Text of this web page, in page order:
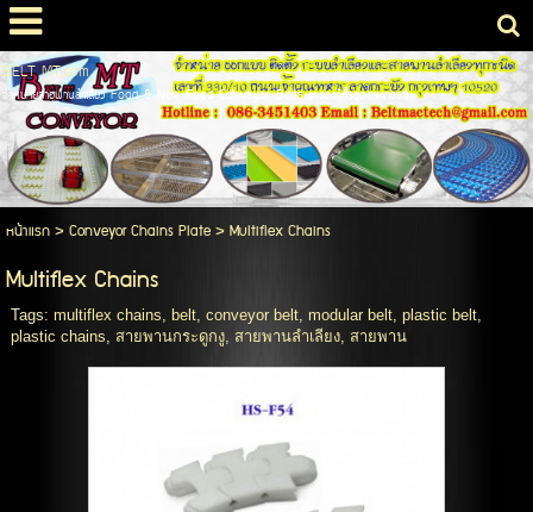
BELT MT.com
จำหน่ายสายพานลำเลียง Food & Non Food Conveyor Belts เคร่องจักรอุตสาหกรรม
หน้าแรก>Conveyor Chains Plate>Multiflex Chains
Multiflex Chains
Tags: multiflex chains belt, conveyor belt, modular belt, plastic belt,
plastic chains
สายพานกระดูกงู, สายพานลำเลียง, สายพาน